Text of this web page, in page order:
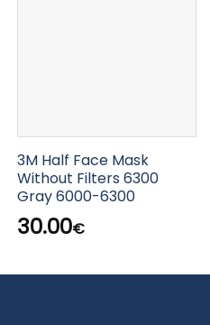
3M Half Face Mask
Without Filters 6300
Gray 6000-6300
30.00€